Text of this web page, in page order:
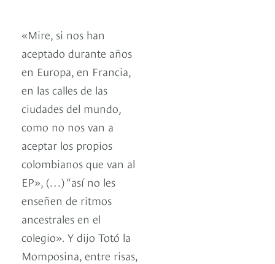
«Mire, si nos han
aceptado durante años
en Europa, en Francia,
en las calles de las
ciudades del mundo,
como no nos van a
aceptar los propios
colombianos que van al
EP», (…) “así no les
enseñen de ritmos
ancestrales en el
colegio». Y dijo Totó la
Momposina, entre risas,